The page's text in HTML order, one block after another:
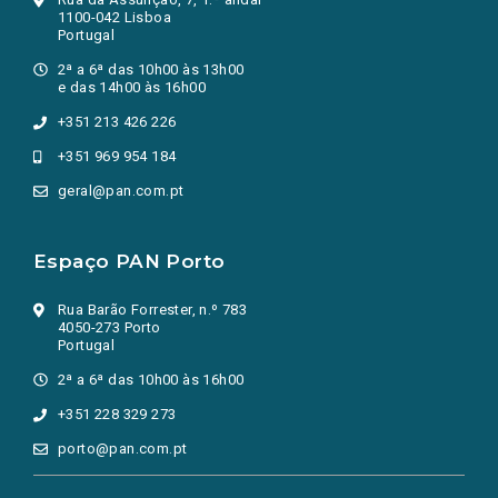
1100-042 Lisboa
Portugal
2ª a 6ª das 10h00 às 13h00
e das 14h00 às 16h00
+351 213 426 226
+351 969 954 184
geral@pan.com.pt
Espaço PAN Porto
Rua Barão Forrester, n.º 783
4050-273 Porto
Portugal
2ª a 6ª das 10h00 às 16h00
+351 228 329 273
porto@pan.com.pt